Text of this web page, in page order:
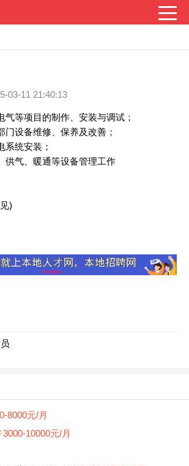
03-11 21:40:13
气等项目的制作、安装与调试；
门设备维修、保养及改善；
系统安装；
供气、暖通等设备管理工作
)
8000元/月
3000-10000元/月